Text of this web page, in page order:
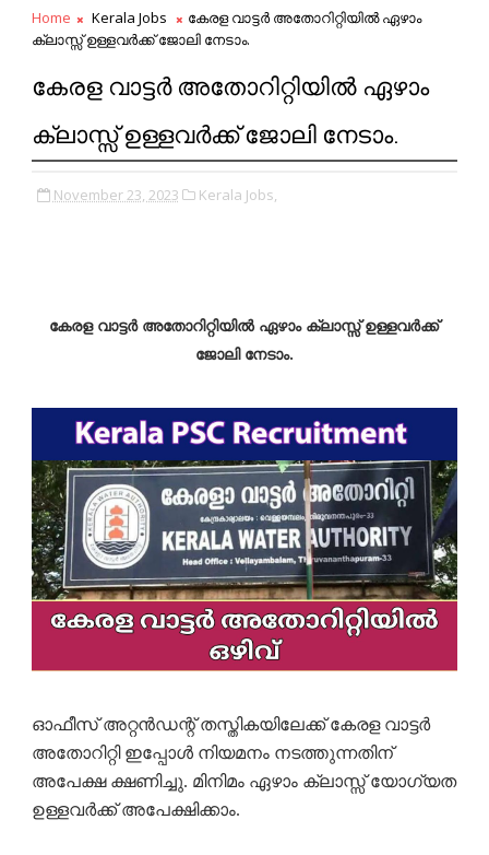
Home Kerala Jobs
കേരള വാട്ടർ അതോറിറ്റിയിൽ ഏഴാം
ക്ലാസ്സ്‌ ഉള്ളവർക്ക് ജോലി നേടാം.
കേരള വാട്ടർ അതോറിറ്റിയിൽ ഏഴാം
ക്ലാസ്സ്‌ ഉള്ളവർക്ക് ജോലി നേടാം.
November 23, 2023 Kerala Jobs,
കേരള വാട്ടർ അതോറിറ്റിയിൽ ഏഴാം ക്ലാസ്സ്‌ ഉള്ളവർക്ക്
ജോലി നേടാം.
ഓഫീസ് അറ്റൻഡന്റ് തസ്തികയിലേക്ക് കേരള വാട്ടർ
അതോറിറ്റി ഇപ്പോൾ നിയമനം നടത്തുന്നതിന്
അപേക്ഷ ക്ഷണിച്ചു. മിനിമം ഏഴാം ക്ലാസ്സ് യോഗ്യത
ഉള്ളവർക്ക് അപേക്ഷിക്കാം.